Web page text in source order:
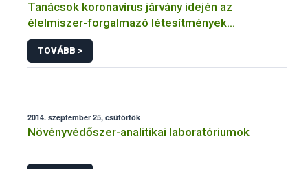
Tanácsok koronavírus járvány idején az
élelmiszer-forgalmazó létesítmények
üzemeltetőinek
TOVÁBB >
2014. szeptember 25, csütörtök
Növényvédőszer-analitikai laboratóriumok